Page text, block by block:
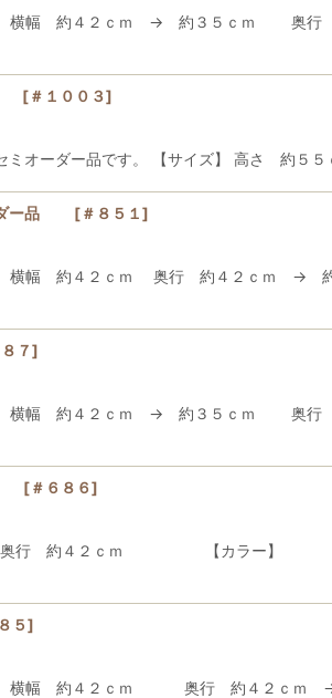
横幅 約４２ｃｍ → 約３５ｃｍ 奥行
[＃１００３]
ーダー品です。 【サイズ】 高さ 約５５
ダー品 [＃８５１]
横幅 約４２ｃｍ 奥行 約４２ｃｍ → 約
７]
横幅 約４２ｃｍ → 約３５ｃｍ 奥行
[＃６８６]
４２ｃｍ 奥行 約４２ｃｍ 【カ
５]
横幅 約４２ｃｍ 奥行 約４２ｃｍ